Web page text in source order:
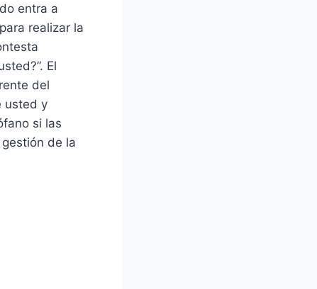
entra a
realizar la
El
del
usted y
si las
de la